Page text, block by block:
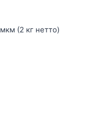
(2 кг нетто)